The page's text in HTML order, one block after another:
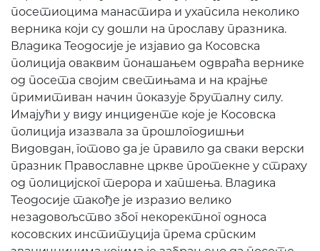
посетиоцима манастира и ухапсила неколико
верника који су дошли на прославу празника.
Владика Теодосије је изјавио да Косовска
полиција оваквим понашањем одвраћа вернике
од посета својим светињама и на крајње
примитиван начин показује бруталну силу.
Имајући у виду инциденте које је Косовска
полиција изазвала за прошлогодишњи
Видовдан, готово да је правило да сваки верски
празник Православне цркве протекне у страху
од полицијског терора и хапшења. Владика
Теодосије такође је изразио велико
незадовољство због некоректног односа
косовских институција према српским